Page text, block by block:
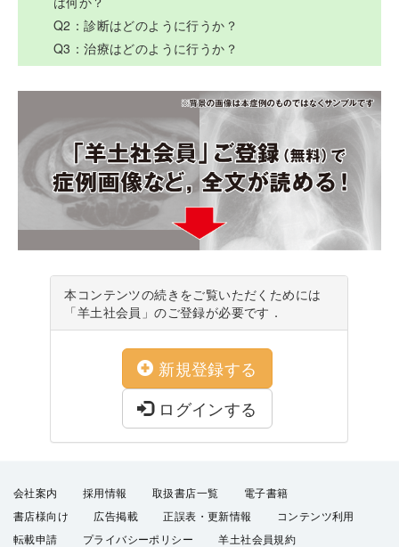
Q2：診断はどのように行うか？
Q3：治療はどのように行うか？
本コンテンツの続きをご覧いただくためには
「羊土社会員」のご登録が必要です．
新規登録する
ログインする
会社案内 採用情報 取扱書店一覧
電子書籍
書店様向け
広告掲載 正誤表・更新情報
コンテンツ利用
転載申請
プライバシーポリシー 羊土社会員規約